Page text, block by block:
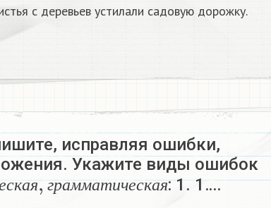
с деревьев устилали садовую дорожку.
исправляя ошибки,
Укажите виды ошибок
е с к ая г р амма ти ч е с кая
ческая ,грамматиче ская
: 1. 1….